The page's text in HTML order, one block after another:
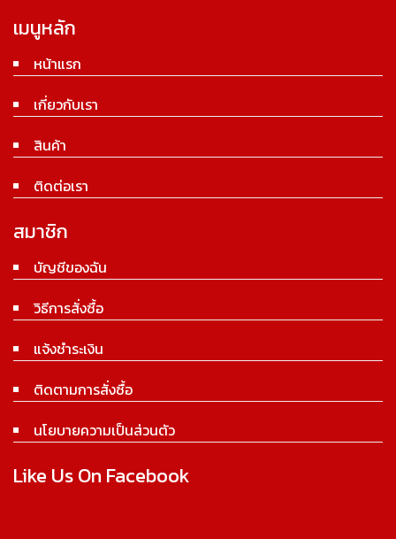
เมนูหลัก
หน้าแรก
เกี่ยวกับเรา
สินค้า
ติดต่อเรา
สมาชิก
บัญชีของฉัน
วิธีการสั่งซื้อ
แจ้งชำระเงิน
ติดตามการสั่งซื้อ
นโยบายความเป็นส่วนตัว
Like Us On Facebook